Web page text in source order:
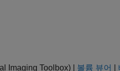
Imaging Toolbox) 볼륨 뷰어